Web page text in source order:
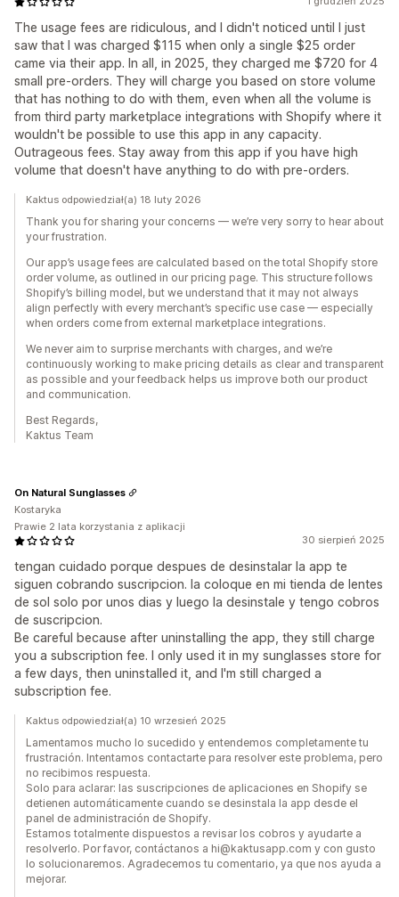
The usage fees are ridiculous, and I didn't noticed until I just
saw that I was charged $115 when only a single $25 order
came via their app. In all, in 2025, they charged me $720 for 4
small pre-orders. They will charge you based on store volume
that has nothing to do with them, even when all the volume is
from third party marketplace integrations with Shopify where it
wouldn't be possible to use this app in any capacity.
Outrageous fees. Stay away from this app if you have high
volume that doesn't have anything to do with pre-orders.
Kaktus odpowiedział(a) 18 luty 2026
Thank you for sharing your concerns — we’re very sorry to hear about
your frustration.
Our app’s usage fees are calculated based on the total Shopify store
order volume, as outlined in our pricing page. This structure follows
Shopify’s billing model, but we understand that it may not always
align perfectly with every merchant’s specific use case — especially
when orders come from external marketplace integrations.
We never aim to surprise merchants with charges, and we’re
continuously working to make pricing details as clear and transparent
as possible and your feedback helps us improve both our product
and communication.
Best Regards,
Kaktus Team
30 sierpień 2025
tengan cuidado porque despues de desinstalar la app te
siguen cobrando suscripcion. la coloque en mi tienda de lentes
de sol solo por unos dias y luego la desinstale y tengo cobros
de suscripcion.
Be careful because after uninstalling the app, they still charge
you a subscription fee. I only used it in my sunglasses store for
a few days, then uninstalled it, and I'm still charged a
subscription fee.
On Natural Sunglasses
Kostaryka
Prawie 2 lata korzystania z aplikacji
Kaktus odpowiedział(a) 10 wrzesień 2025
Lamentamos mucho lo sucedido y entendemos completamente tu
frustración. Intentamos contactarte para resolver este problema, pero
no recibimos respuesta.
Solo para aclarar: las suscripciones de aplicaciones en Shopify se
detienen automáticamente cuando se desinstala la app desde el
panel de administración de Shopify.
Estamos totalmente dispuestos a revisar los cobros y ayudarte a
resolverlo. Por favor, contáctanos a hi@kaktusapp.com y con gusto
lo solucionaremos. Agradecemos tu comentario, ya que nos ayuda a
mejorar.